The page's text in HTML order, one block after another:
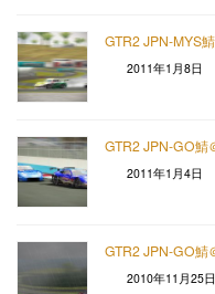
GTR2 JPN-MYS
2011年1月8日
GTR2 JPN-GO鯖
2011年1月4日
GTR2 JPN-GO鯖
2010年11月25日